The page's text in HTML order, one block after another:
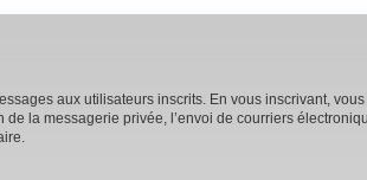
aux utilisateurs inscrits. En vous inscrivant,
la messagerie privée, l’envoi de courriers